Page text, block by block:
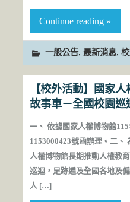
Continue reading »
一般公告, 最新消息,
【校外活動】國家
故事車－全國校園巡
一、 依據國家人權博物館
1153000423號函辦理。二、
人權博物館長期推動人權教
巡迴，足跡遍及全國各地及
人 […]